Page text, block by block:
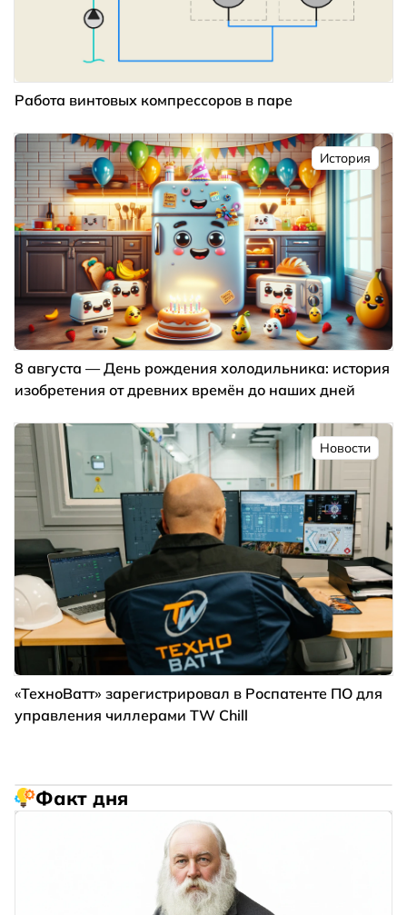
Работа винтовых компрессоров в паре
История
8 августа — День рождения холодильника: история
изобретения от древних времён до наших дней
Новости
«ТехноВатт» зарегистрировал в Роспатенте ПО для
управления чиллерами TW Chill
Факт дня